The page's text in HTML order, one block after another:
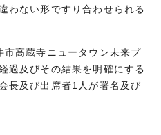
わない形ですり合わせられる
高蔵寺ニュータウン未来プ
過及びその結果を明確にする
長及び出席者1人が署名及び